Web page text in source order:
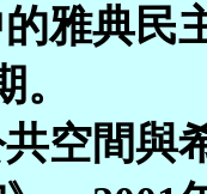
雅典民
空間與